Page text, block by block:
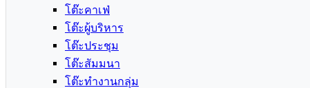
โต๊ะคาเฟ่
โต๊ะผู้บริหาร
โต๊ะประชุม
โต๊ะสัมมนา
โต๊ะทำงานกลุ่ม